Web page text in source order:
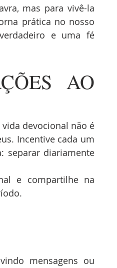
mas para vivê-la
prática no nosso
e uma fé
AO
devocional não é
Incentive cada um
separar diariamente
e compartilhe na
mensagens ou